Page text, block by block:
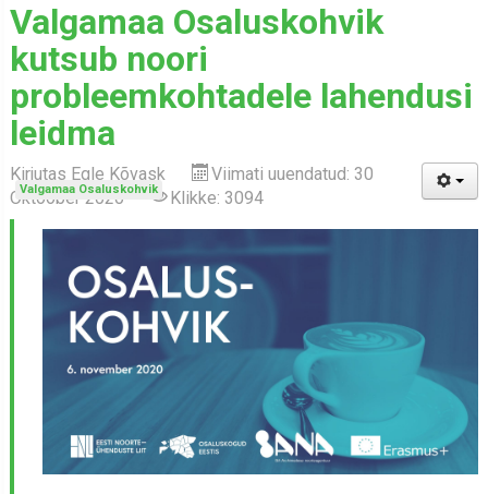
Valgamaa Osaluskohvik
kutsub noori
probleemkohtadele lahendusi
leidma
Kirjutas Egle Kõvask
Viimati uuendatud: 30
Oktoober 2020
Klikke: 3094
Valgamaa Osaluskohvik